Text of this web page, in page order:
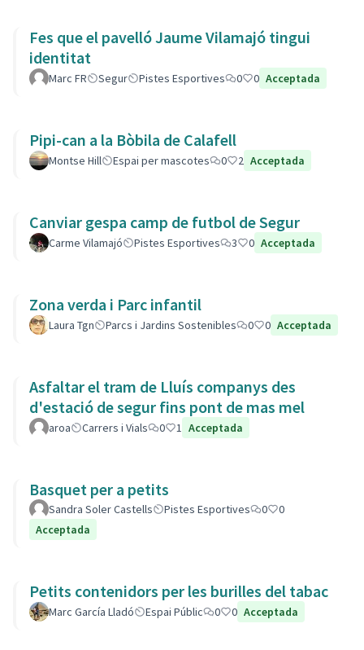
Fes que el pavelló Jaume Vilamajó tingui
identitat
Marc FR Segur Pistes Esportives 0 0 Acceptada
Pipi-can a la Bòbila de Calafell
Montse Hill Espai per mascotes 0 2 Acceptada
Canviar gespa camp de futbol de Segur
Carme Vilamajó Pistes Esportives 3 0 Acceptada
Zona verda i Parc infantil
Laura Tgn Parcs i Jardins Sostenibles 0 0 Acceptada
Asfaltar el tram de Lluís companys des
d'estació de segur fins pont de mas mel
aroa Carrers i Vials 0 1 Acceptada
Basquet per a petits
Sandra Soler Castells Pistes Esportives 0
0
Acceptada
Petits contenidors per les burilles del tabac
Marc García Lladó Espai Públic 0 0 Acceptada